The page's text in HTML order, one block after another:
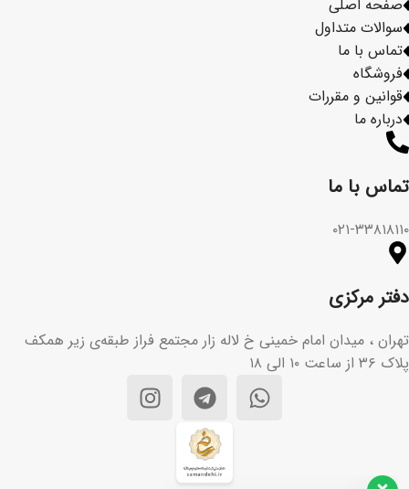
تماس با ما​
۰۲۱-۳۳۸۱۸۱۱۰
دفتر مرکزی
تهران ، میدان امام خمینی خ لاله زار مجتمع فراز طبقه‌ی زیر همکف
پلاک ۳۶ از ساعت ۱۰ الی ۱۸
فروشگاه
قوانین و مقررات
درباره ما
صفحه اصلی
سوالات متداول
تماس با ما
تیم پشتیبانی مشتریان ما آماده